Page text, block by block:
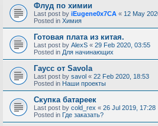
Флуд по химии
Last post by iEugene0x7CA « 12 May
Posted in Химия
Готовая плата из китая.
Last post by AlexS « 29 Feb 2020, 03:55
Posted in Для начинающих
Гаусс от Savola
Last post by savol « 22 Feb 2020, 18:53
Posted in Наши проекты
Скупка батареек
Last post by cold_rex « 26 Jul 2019, 17:28
Posted in Где заказать?